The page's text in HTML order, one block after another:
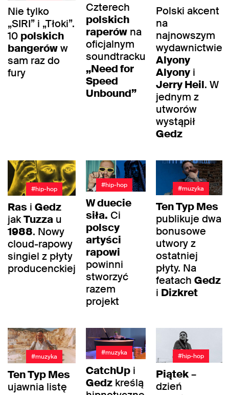
Nie tylko
„SIRI” i „Tłoki”.
10 polskich
bangeróww
sam raz do
fury
Czterech
polskich
raperów na
oficjalnym
soundtracku
„Need for
Speed
Unbound”
Polski akcent
na
najnowszym
wydawnictwie
Alyony
Alyony i
Jerry Heil. W
jednym z
utworów
wystąpił
Gedz
#hip-hop
Ras i Gedz
jakTuzza u
1988. Nowy
cloud-rapowy
singiel z płyty
producenckiej
#hip-hop
W duecie
siła. Ci
polscy
artyści
rapowi
powinni
stworzyć
razem
projekt
#muzyka
Ten Typ Mes
publikuje dwa
bonusowe
utwory z
ostatniej
płyty. Na
featach Gedz
i Dizkret
#muzyka
Ten Typ Mes
ujawnia listę
#muzyka
CatchUp i
Gedz kreślą
#hip-hop
Piątek–
dzień